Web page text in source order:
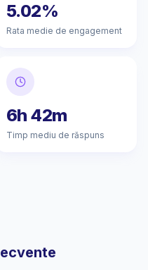
5.02%
Rata medie de engagement
6h 42m
Timp mediu de răspuns